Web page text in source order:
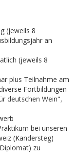
(jeweils 8
an
(jeweils 8
plus Teilnahme am
Fortbildungen
deutschen Wein",
bei unseren
(Kandersteg)
zu